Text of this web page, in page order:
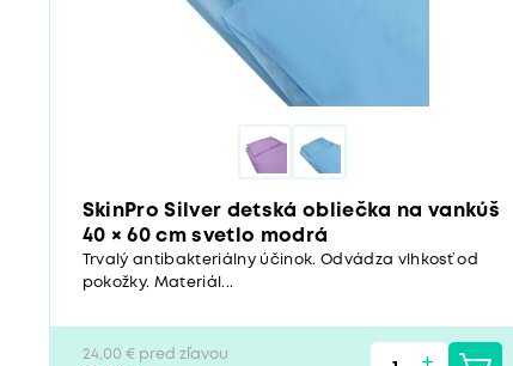
SkinPro Silver detská obliečka na vankúš
40 × 60 cm svetlo modrá
Trvalý antibakteriálny účinok. Odvádza vlhkosť od
pokožky. Materiál...
24,00 € pred zľavou